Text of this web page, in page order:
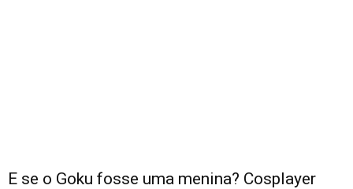
E se o Goku fosse uma menina? Cosplayer